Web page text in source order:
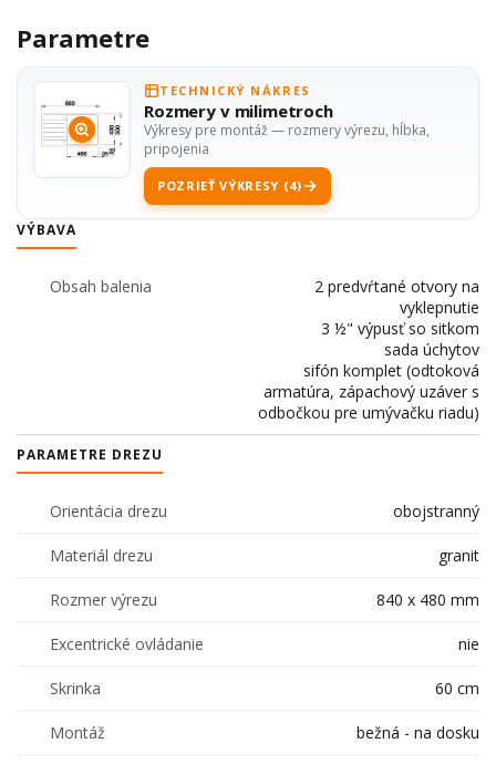
Parametre
TECHNICKÝ NÁKRES
Rozmery v milimetroch
Výkresy pre montáž — rozmery výrezu, hĺbka,
pripojenia
POZRIEŤ VÝKRESY (4)
VÝBAVA
Obsah balenia
2 predvŕtané otvory na
vyklepnutie
3 ½" výpusť so sitkom
sada úchytov
sifón komplet (odtoková
armatúra, zápachový uzáver s
odbočkou pre umývačku riadu)
PARAMETRE DREZU
Orientácia drezu obojstranný
Materiál drezu granit
Rozmer výrezu 840 x 480 mm
Excentrické ovládanie nie
Skrinka 60 cm
Montáž bežná - na dosku